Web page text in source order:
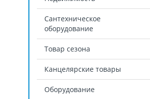
Сантехническое
оборудование
Товар сезона
Канцелярские товары
Оборудование